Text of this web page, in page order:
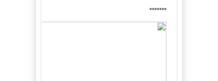
*******